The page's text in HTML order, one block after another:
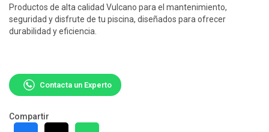
Productos de alta calidad Vulcano para el mantenimiento,
seguridad y disfrute de tu piscina, diseñados para ofrecer
durabilidad y eficiencia.
Contacta un Experto
Compartir